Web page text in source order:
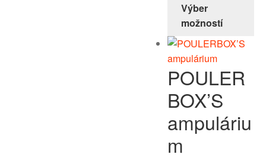
Výber
možností
POULER
BOX’S
ampuláriu
m